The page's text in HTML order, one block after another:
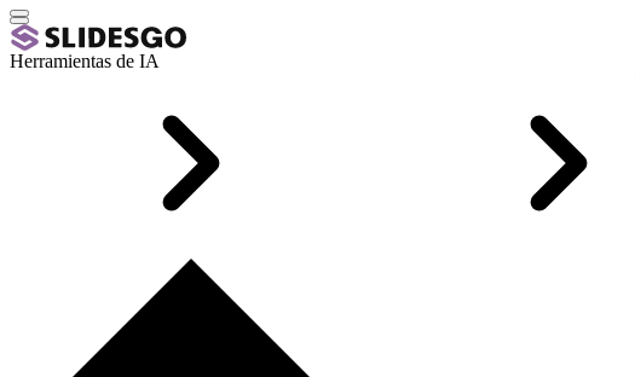
Herramientas de IA